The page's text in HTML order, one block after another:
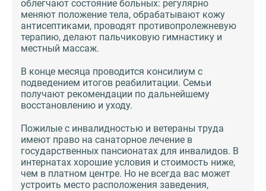
облегчают состояние больных: регулярно
меняют положение тела, обрабатывают кожу
антисептиками, проводят противопролежневую
терапию, делают пальчиковую гимнастику и
местный массаж.
В конце месяца проводится консилиум с
подведением итогов реабилитации. Семьи
получают рекомендации по дальнейшему
восстановлению и уходу.
Пожилые с инвалидностью и ветераны труда
имеют право на санаторное лечение в
государственных пансионатах для инвалидов. В
интернатах хорошие условия и стоимость ниже,
чем в платном центре. Но не всегда вас может
устроить место расположения заведения,